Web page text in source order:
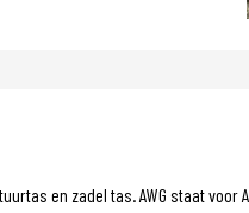
en zadel tas. AWG staat